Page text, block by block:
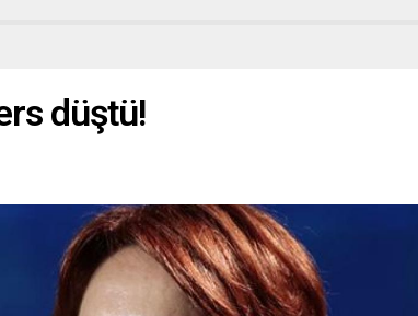
düştü!